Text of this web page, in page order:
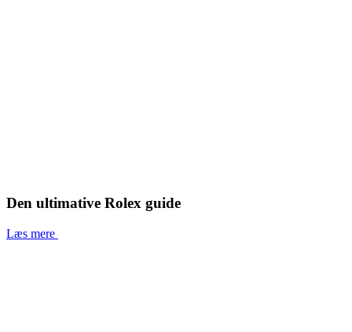
Den ultimative Rolex guide
Læs mere